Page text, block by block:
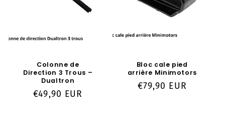
Colonne de
Direction 3 Trous –
Dualtron
Prix
€49,90 EUR
Bloc cale pied
arrière Minimotors
Prix
€79,90 EUR